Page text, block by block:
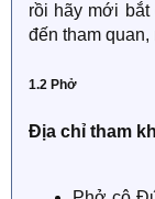
rồi hãy mới bắt
đến tham
1.2 Phở
Địa chỉ tham